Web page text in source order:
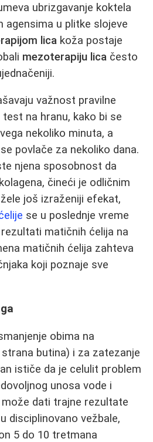
ubrizgavanje koktela
agensima u plitke slojeve
lica koža postaje
mezoterapiju lica često
važnost pravilne
na hranu, kako bi se
nekoliko minuta, a
povlače za nekoliko dana.
njena sposobnost da
čineći je odličnim
još izraženiji efekat,
se u poslednje vreme
matičnih ćelija na
matičnih ćelija zahteva
koji poznaje sve
obima na
butina) i za zatezanje
ističe da je celulit problem
unosa vode i
može dati trajne rezultate
disciplinovano vežbale,
5 do 10 tretmana